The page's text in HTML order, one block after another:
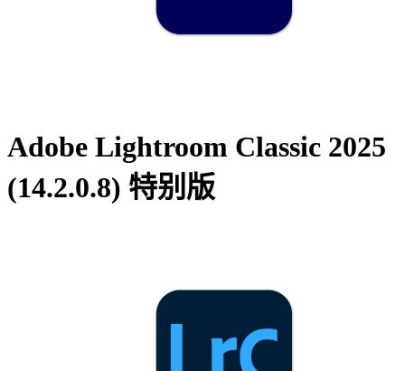
Adobe Lightroom Classic 2025
(14.2.0.8) 特别版